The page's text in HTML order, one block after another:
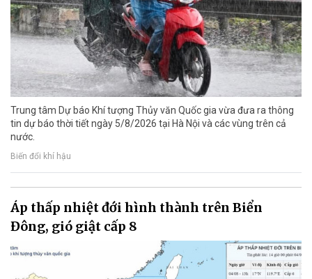
Trung tâm Dự báo Khí tượng Thủy văn Quốc gia vừa đưa ra thông
tin dự báo thời tiết ngày 5/8/2026 tại Hà Nội và các vùng trên cả
nước.
Biến đổi khí hậu
Áp thấp nhiệt đới hình thành trên Biển
Đông, gió giật cấp 8